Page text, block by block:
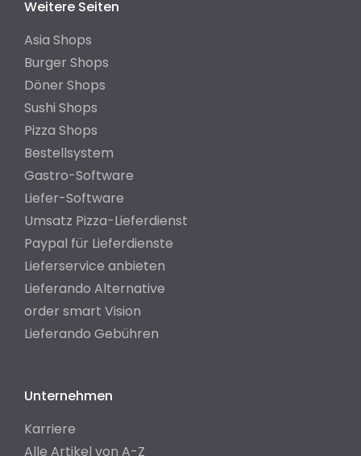
Weitere Seiten
Asia Shops
Burger Shops
Döner Shops
Sushi Shops
Pizza Shops
Bestellsystem
Gastro-Software
Liefer-Software
Umsatz Pizza-Lieferdienst
Paypal für Lieferdienste
Lieferservice anbieten
Lieferando Alternative
order smart Vision
Lieferando Gebühren
Unternehmen
Karriere
Alle Artikel von A-Z